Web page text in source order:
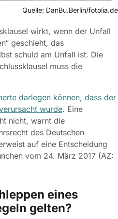
Quelle: DanBu.Berlin/fotolia.de
wirkt, wenn der Unfall
geschieht, das
schuld am Unfall ist. Die
muss die
darlegen können, dass der
wurde. Eine
nicht, warnt die
des Deutschen
auf eine Entscheidung
vom 24. März 2017 (AZ:
eines
gelten?